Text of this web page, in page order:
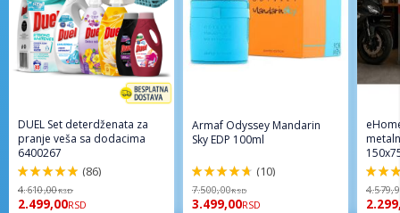
DUEL Set deterdženata za
pranje veša sa dodacima
6400267
98%
(86)
4.610,00RSD
2.499,00RSD
Armaf Odyssey Mandarin
Sky EDP 100ml
94%
(10)
7.500,00RSD
3.499,00RSD
96%